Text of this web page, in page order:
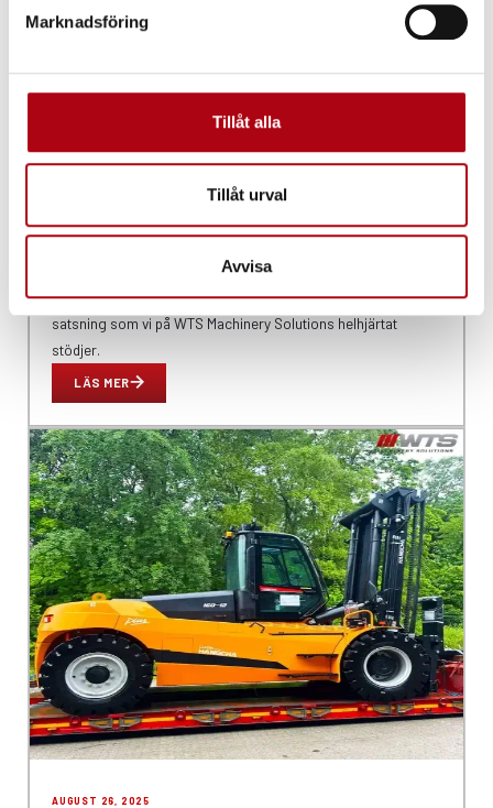
Marknadsföring
Tillåt alla
Tillåt urval
Avvisa
SEPTEMBER 4, 2025
BYT TILL ELDRIVNA TRUCKAR – FÅ UPP TILL 60 % I
STÖD GENOM KLIMATKLIVET
ekonomiskt stöd? Genom det statliga investeringsstödet
Klimatklivet kan företag få upp till 60 % i bidrag när de
ersätter dieseldrivna truckar med eldrivna alternativ – en
satsning som vi på WTS Machinery Solutions helhjärtat
stödjer.
LÄS MER
AUGUST 26, 2025